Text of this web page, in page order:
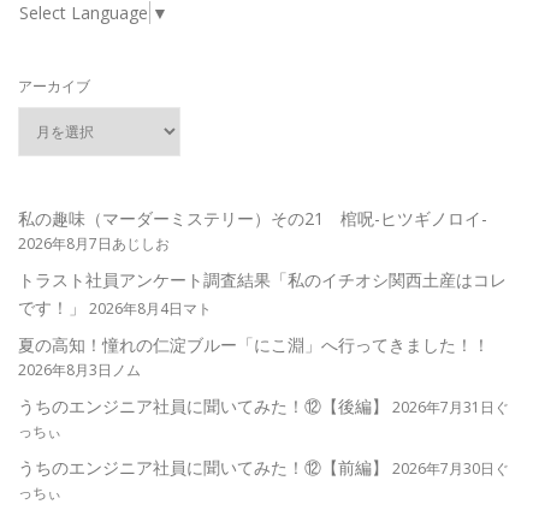
Select Language ▼
アーカイブ
私の趣味（マーダーミステリー）その21 棺呪-ヒツギノロイ-
2026年8月7日あじしお
トラスト社員アンケート調査結果「私のイチオシ関西土産はコレ
です！」
2026年8月4日マト
夏の高知！憧れの仁淀ブルー「にこ淵」へ行ってきました！！
2026年8月3日ノム
うちのエンジニア社員に聞いてみた！⑫【後編】
2026年7月31日ぐ
っちぃ
うちのエンジニア社員に聞いてみた！⑫【前編】
2026年7月30日ぐ
っちぃ